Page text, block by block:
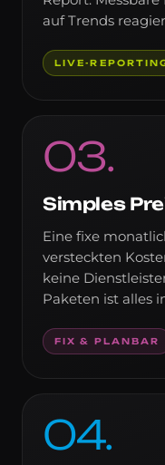
auf Trends
LIVE-
03.
Simples
Eine fixe
versteckten
keine
Paketen ist alles
FIX & PLANBAR
04.